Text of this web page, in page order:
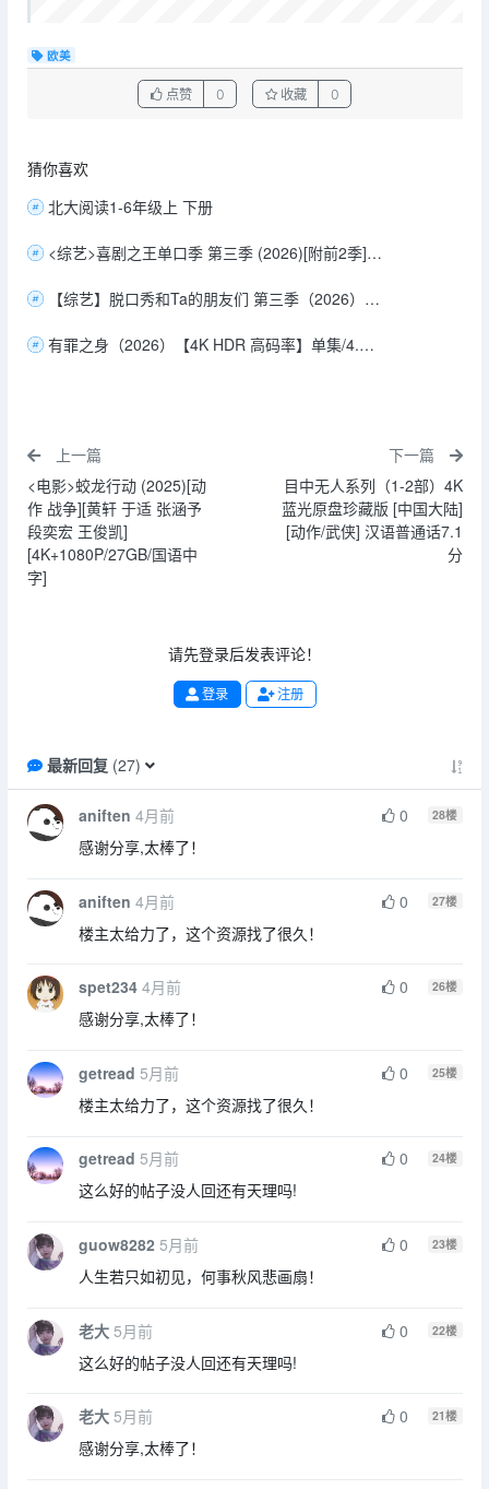
欧美
点赞 0 收藏 0
猜你喜欢
北大阅读1-6年级上 下册
<综艺>喜剧之王单口季 第三季 (2026)[附前2季][脱口秀 综艺][庞博 黄渤 郭麒麟 马思纯 李雪琴][1080P/单集1.6GB/国语中字]
【综艺】脱口秀和Ta的朋友们 第三季（2026）更新至0727期
有罪之身（2026）【4K HDR 高码率】单集/4.1G【全14集】【魏大勋/孙千/王龙正】
上一篇
<电影>蛟龙行动 (2025)[动
作 战争][黄轩 于适 张涵予
段奕宏 王俊凯]
[4K+1080P/27GB/国语中
字]
下一篇
目中无人系列（1-2部）4K
蓝光原盘珍藏版 [中国大陆]
[动作/武侠] 汉语普通话7.1
分
请先登录后发表评论！
登录 注册
最新回复(27)
aniften 4月前 0 28楼
感谢分享,太棒了！
aniften 4月前 0 27楼
楼主太给力了，这个资源找了很久！
spet234 4月前 0 26楼
感谢分享,太棒了！
getread 5月前 0 25楼
楼主太给力了，这个资源找了很久！
getread 5月前 0 24楼
这么好的帖子没人回还有天理吗!
guow8282 5月前 0 23楼
人生若只如初见，何事秋风悲画扇！
老大 5月前 0 22楼
这么好的帖子没人回还有天理吗!
老大 5月前 0 21楼
感谢分享,太棒了！